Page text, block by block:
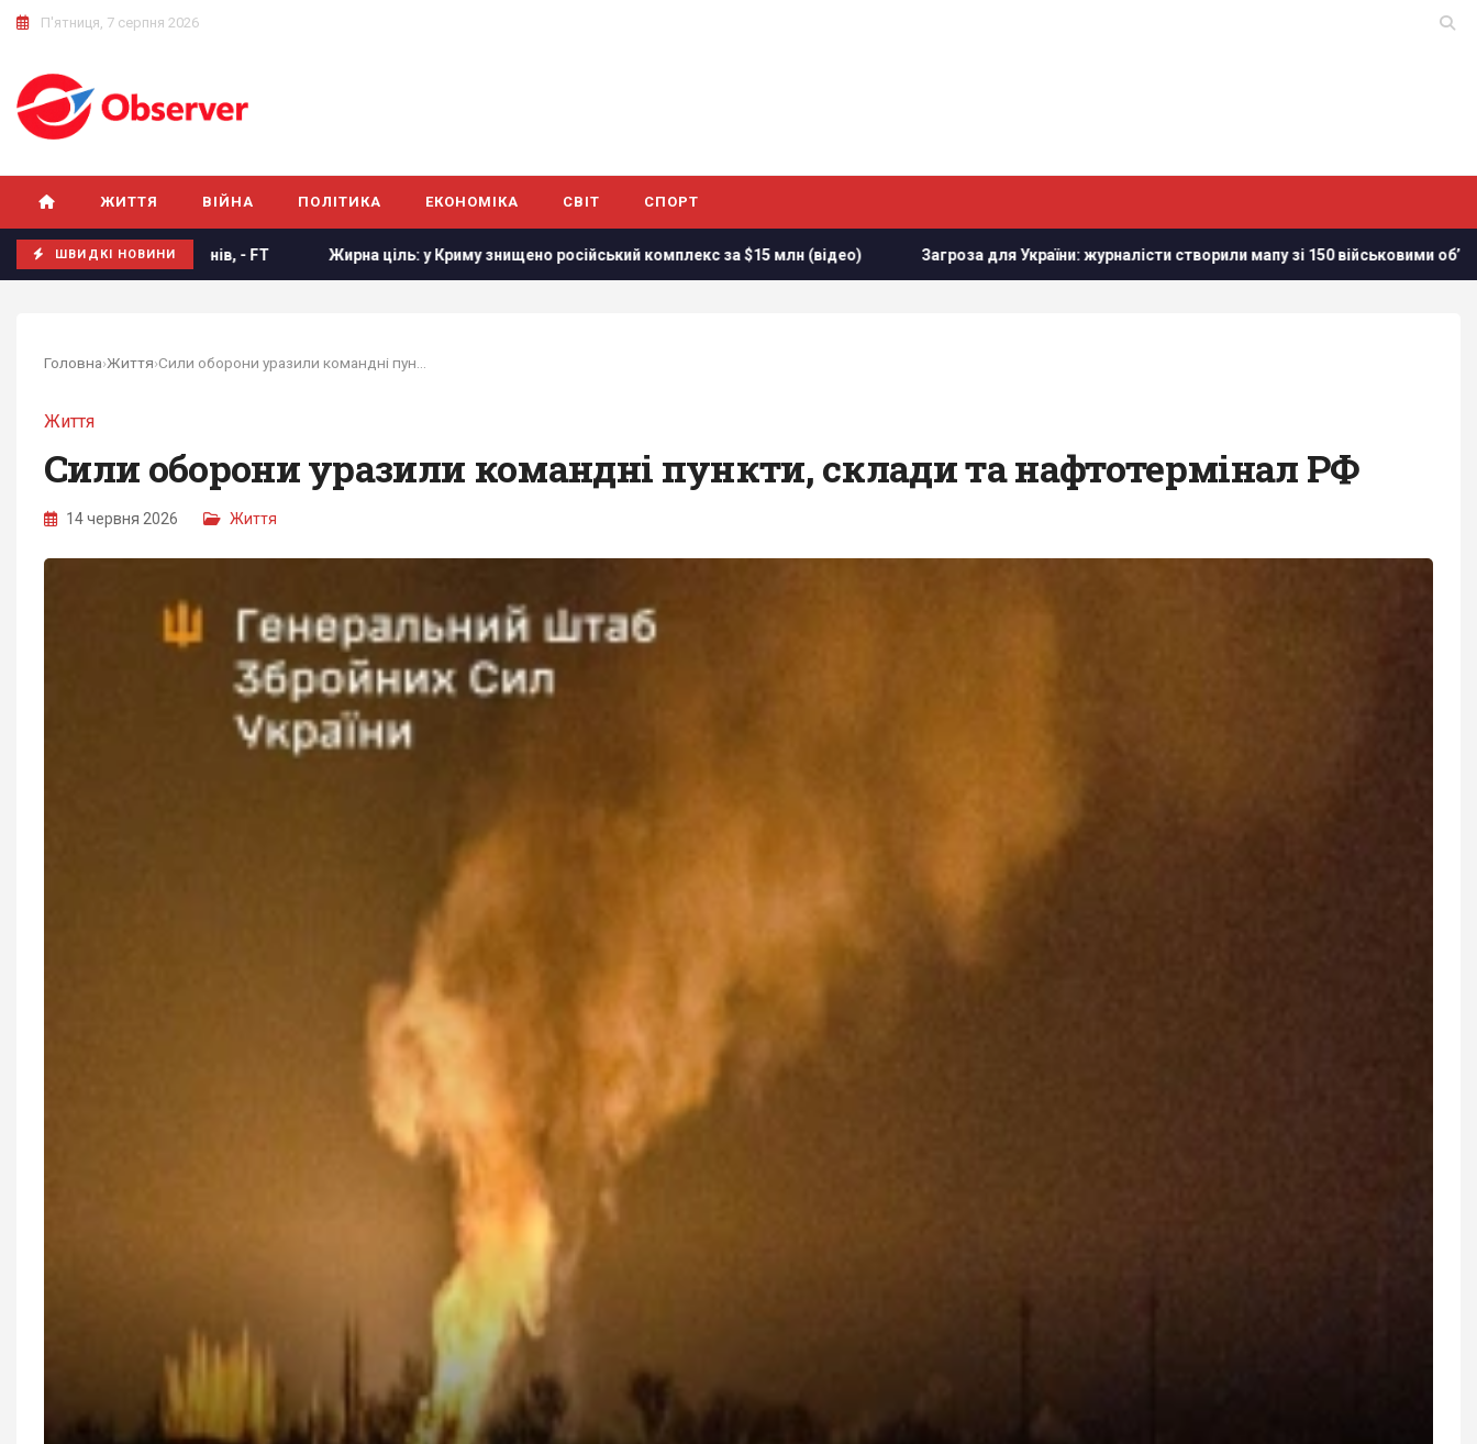
П'ятниця, 7 серпня 2026
ЖИТТЯ ВІЙНА ПОЛІТИКА ЕКОНОМІКА СВІТ СПОРТ
ШВИДКІ НОВИНИ
членів, - FT Жирна ціль: у Криму знищено російський комплекс за $15 млн (відео) Загроза для України: журналісти створили мапу зі 150 військовими обʼєктам в Білорусі
Головна›Життя›
Життя
Сили оборони уразили командні пункти, склади та нафтотермінал РФ
14 червня 2026 Життя